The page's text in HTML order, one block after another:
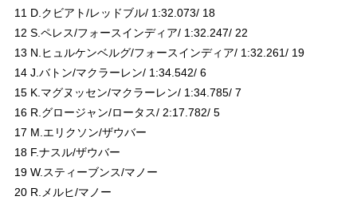
11 D.クビアト/レッドブル/ 1:32.073/ 18
12 S.ペレス/フォースインディア/ 1:32.247/ 22
13 N.ヒュルケンベルグ/フォースインディア/ 1:32.261/ 19
14 J.バトン/マクラーレン/ 1:34.542/ 6
15 K.マグヌッセン/マクラーレン/ 1:34.785/ 7
16 R.グロージャン/ロータス/ 2:17.782/ 5
17 M.エリクソン/ザウバー
18 F.ナスル/ザウバー
19 W.スティーブンス/マノー
20 R.メルヒ/マノー